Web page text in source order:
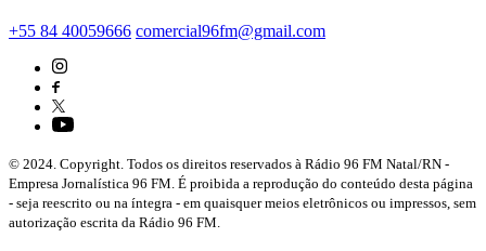
+55 84 40059666 comercial96fm@gmail.com
© 2024. Copyright. Todos os direitos reservados à Rádio 96 FM Natal/RN -
Empresa Jornalística 96 FM. É proibida a reprodução do conteúdo desta página
- seja reescrito ou na íntegra - em quaisquer meios eletrônicos ou impressos, sem
autorização escrita da Rádio 96 FM.